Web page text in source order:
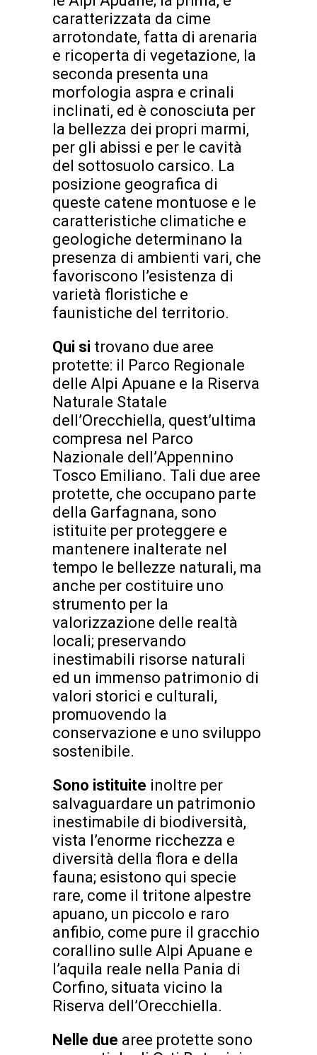
caratterizzata da cime
arrotondate, fatta di arenaria
e ricoperta di vegetazione, la
seconda presenta una
morfologia aspra e crinali
inclinati, ed è conosciuta per
la bellezza dei propri marmi,
per gli abissi e per le cavità
del sottosuolo carsico. La
posizione geografica di
queste catene montuose e le
caratteristiche climatiche e
geologiche determinano la
presenza di ambienti vari, che
favoriscono l’esistenza di
varietà floristiche e
faunistiche del territorio.
Qui si trovano due aree
protette: il Parco Regionale
delle Alpi Apuane e la Riserva
Naturale Statale
dell’Orecchiella, quest’ultima
compresa nel Parco
Nazionale dell’Appennino
Tosco Emiliano. Tali due aree
protette, che occupano parte
della Garfagnana, sono
istituite per proteggere e
mantenere inalterate nel
tempo le bellezze naturali, ma
anche per costituire uno
strumento per la
valorizzazione delle realtà
locali; preservando
inestimabili risorse naturali
ed un immenso patrimonio di
valori storici e culturali,
promuovendo la
conservazione e uno sviluppo
sostenibile.
Sono istituite inoltre per
salvaguardare un patrimonio
inestimabile di biodiversità,
vista l’enorme ricchezza e
diversità della flora e della
fauna; esistono qui specie
rare, come il tritone alpestre
apuano, un piccolo e raro
anfibio, come pure il gracchio
corallino sulle Alpi Apuane e
l’aquila reale nella Pania di
Corfino, situata vicino la
Riserva dell’Orecchiella.
Nelle due aree protette sono